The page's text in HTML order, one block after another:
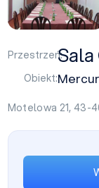
Przestrzeń:Sala
Obiekt:
Motelowa 21, 43-